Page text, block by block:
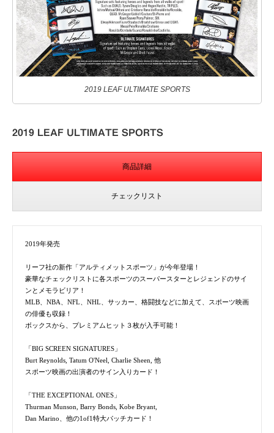
2019 LEAF ULTIMATE SPORTS
2019 LEAF ULTIMATE SPORTS
商品詳細
チェックリスト
2019年発売
リーフ社の新作「アルティメットスポーツ」が今年登場！
豪華なチェックリストに各スポーツのスーパースターとレジェンドのサイ
ンとメモラビリア！
MLB、NBA、NFL、NHL、サッカー、格闘技などに加えて、スポーツ映画
の俳優も収録！
ボックスから、プレミアムヒット３枚が入手可能！
「BIG SCREEN SIGNATURES」
Burt Reynolds, Tatum O'Neel, Charlie Sheen, 他
スポーツ映画の出演者のサイン入りカード！
「THE EXCEPTIONAL ONES」
Thurman Munson, Barry Bonds, Kobe Bryant,
Dan Marino、他の1of1特大パッチカード！